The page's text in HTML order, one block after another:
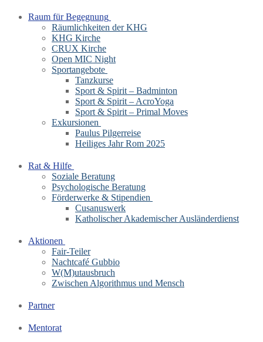
Raum für Begegnung
Räumlichkeiten der KHG
KHG Kirche
CRUX Kirche
Open MIC Night
Sportangebote
Tanzkurse
Sport & Spirit – Badminton
Sport & Spirit – AcroYoga
Sport & Spirit – Primal Moves
Exkursionen
Paulus Pilgerreise
Heiliges Jahr Rom 2025
Rat & Hilfe
Soziale Beratung
Psychologische Beratung
Förderwerke & Stipendien
Cusanuswerk
Katholischer Akademischer Ausländerdienst
Aktionen
Fair-Teiler
Nachtcafé Gubbio
W(M)utausbruch
Zwischen Algorithmus und Mensch
Partner
Mentorat